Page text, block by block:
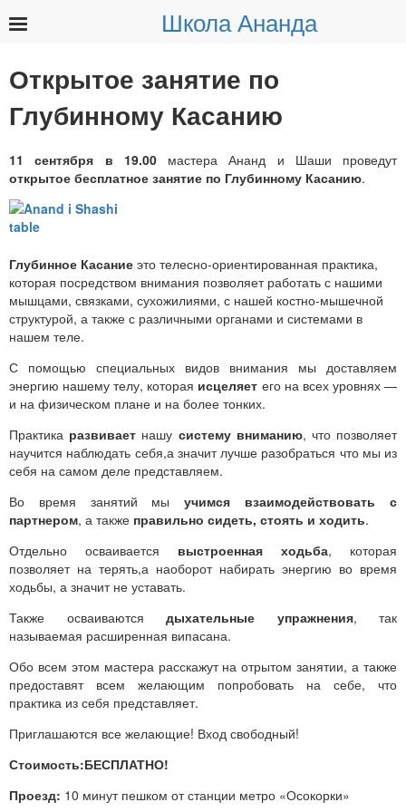
Школа Ананда
Открытое занятие по
Глубинному Касанию
11 сентября в 19.00мастера Ананд и Шаши проведут
открытое бесплатное занятие по Глубинному Касанию.
Глубинное Касание это телесно-ориентированная практика,
которая посредством внимания позволяет работать с нашими
мышцами, связками, сухожилиями, с нашей костно-мышечной
структурой, а также с различными органами и системами в
нашем теле.
С помощью специальных видов внимания мы доставляем
энергию нашему телу, которая исцеляет его на всех уровнях —
и на физическом плане и на более тонких.
Практика развивает нашу систему вниманию, что позволяет
научится наблюдать себя,а значит лучше разобраться что мы из
себя на самом деле представляем.
Во время занятий мыучимся взаимодействовать с
партнером, а также правильно сидеть, стоять и ходить.
Отдельно осваивается выстроенная ходьба, которая
позволяет на терять,а наоборот набирать энергию во время
ходьбы, а значит не уставать.
Также осваиваются дыхательные упражнения, так
называемая расширенная випасана.
Обо всем этом мастера расскажут на отрытом занятии, а также
предоставят всем желающим попробовать на себе, что
практика из себя представляет.
Приглашаются все желающие! Вход свободный!
Стоимость:БЕСПЛАТНО!
Проезд: 10 минут пешком от станции метро «Осокорки»